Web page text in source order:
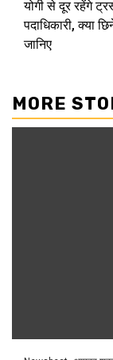
योगी से दूर रहेंगे
पदाधिकारी, क्या
जानिए
MORE